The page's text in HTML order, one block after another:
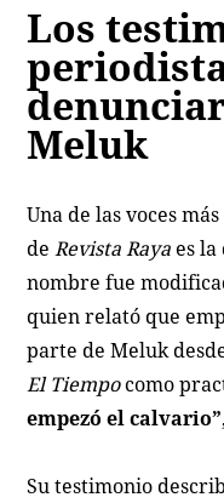
Los
Meluk
Una de las voces
deRevista Raya es
nombre fue
quien relató que
parte de Meluk
El Tiempocomo
empezó el calvario”
Su testimonio